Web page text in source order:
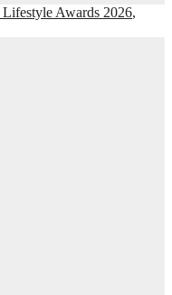
Awards 2026,